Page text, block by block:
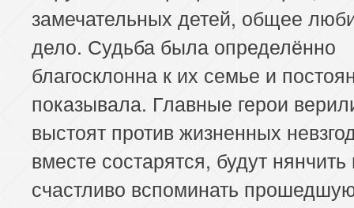
замечательных детей, общее
дело. Судьба была определённо
благосклонна к их семье и
показывала. Главные герои
выстоят против жизненных
вместе состарятся, будут нянчить
счастливо вспоминать